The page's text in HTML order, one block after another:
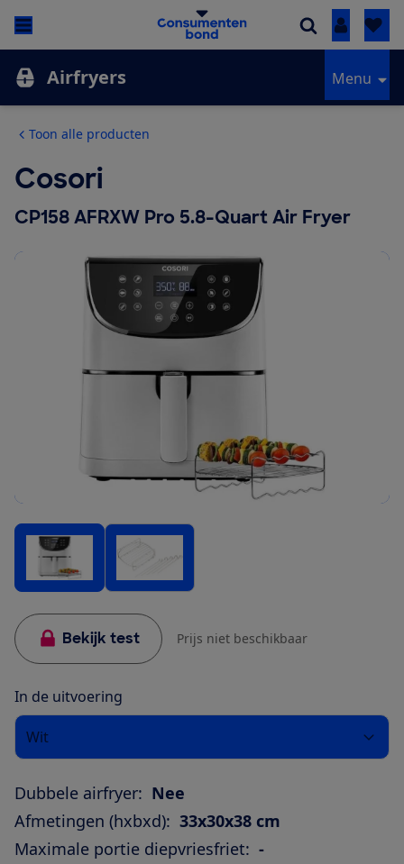
Inloggen
Airfryers Menu
Toon alle producten
Cosori
CP158 AFRXW Pro 5.8-Quart Air Fryer
Bekijk test Prijs niet beschikbaar
In de uitvoering
Wit
Dubbele airfryer: Nee
Afmetingen (hxbxd): 33x30x38 cm
Maximale portie diepvriesfriet: -